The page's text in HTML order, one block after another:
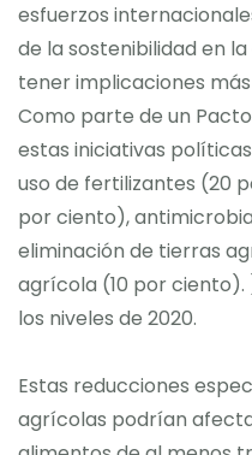
esfuerzos
de la sostenibilidad en
tener implicaciones más
Como parte de un
estas iniciativas
uso de fertilizantes (20
por ciento),
eliminación de tierras
agrícola (10 por
los niveles de 2020.
Estas reducciones
agrícolas podrían